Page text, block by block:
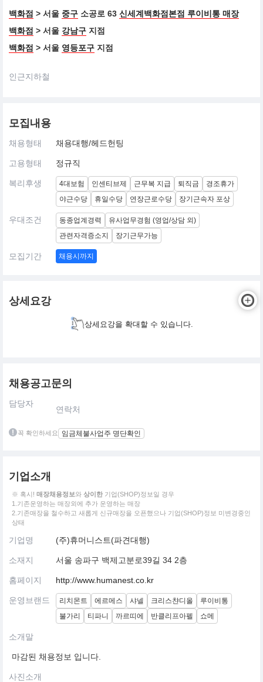
백화점 > 서울 중구 소공로 63 신세계백화점본점 루이비통 매장
백화점 > 서울 강남구 지점
백화점 > 서울 영등포구 지점
인근지하철
모집내용
채용형태 채용대행/헤드헌팅
고용형태 정규직
복리후생 4대보험 인센티브제 근무복 지급 퇴직금
경조휴가
야근수당
휴일수당 연장근로수당 장기근속자 포상
우대조건 동종업계경력
유사업무경험 (영업/상담 외)
관련자격증소지
장기근무가능
모집기간 채용시까지
상세요강
상세요강을 확대할 수 있습니다.
채용공고문의
담당자
연락처
꼭 확인하세요 임금체불사업주 명단확인
기업소개
※ 혹시! 매장채용정보와 상이한 기업(SHOP)정보일 경우
1.기존운영하는 매장외에 추가 운영하는 매장
2.기존매장을 철수하고 새롭게 신규매장을 오픈했으나 기업(SHOP)정보 미변경중인
상태
기업명 (주)휴머니스트(파견대행)
소재지 서울 송파구 백제고분로39길 34 2층
홈페이지 http://www.humanest.co.kr
운영브랜드 리치몬트 에르메스 샤넬 크리스챤디올
루이비통
불가리
티파니 까르띠에 반클리프아펠 쇼메
소개말
마감된 채용정보 입니다.
사진소개